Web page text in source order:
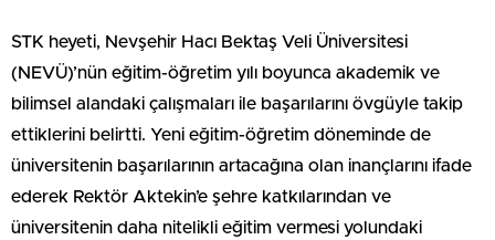
STK heyeti, Nevşehir Hacı Bektaş Veli Üniversitesi
(NEVÜ)’nün eğitim-öğretim yılı boyunca akademik ve
bilimsel alandaki çalışmaları ile başarılarını övgüyle takip
ettiklerini belirtti. Yeni eğitim-öğretim döneminde de
üniversitenin başarılarının artacağına olan inançlarını ifade
ederek Rektör Aktekin’e şehre katkılarından ve
üniversitenin daha nitelikli eğitim vermesi yolundaki